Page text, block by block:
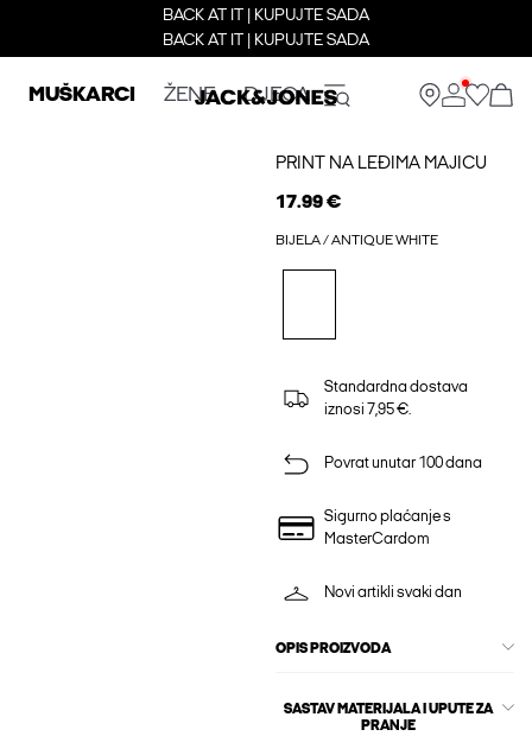
BACK AT IT | KUPUJTE SADA
BACK AT IT | KUPUJTE SADA
MUŠKARCI ŽENE DJECA
PRINT NA LEĐIMA MAJICU
17.99 €
BIJELA / ANTIQUE WHITE
Standardna dostava
iznosi 7,95 €.
Povrat unutar 100 dana
Sigurno plaćanje s
MasterCardom
Novi artikli svaki dan
OPIS PROIZVODA
SASTAV MATERIJALA I UPUTE ZA
PRANJE